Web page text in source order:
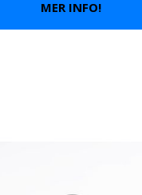
MER INFO!